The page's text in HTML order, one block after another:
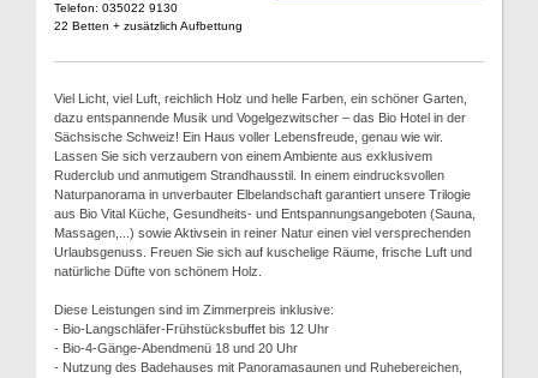
Telefon: 035022 9130
22 Betten + zusätzlich Aufbettung
Viel Licht, viel Luft, reichlich Holz und helle Farben, ein schöner Garten,
dazu entspannende Musik und Vogelgezwitscher – das Bio Hotel in der
Sächsische Schweiz! Ein Haus voller Lebensfreude, genau wie wir.
Lassen Sie sich verzaubern von einem Ambiente aus exklusivem
Ruderclub und anmutigem Strandhausstil. In einem eindrucksvollen
Naturpanorama in unverbauter Elbelandschaft garantiert unsere Trilogie
aus Bio Vital Küche, Gesundheits- und Entspannungsangeboten (Sauna,
Massagen,...) sowie Aktivsein in reiner Natur einen viel versprechenden
Urlaubsgenuss. Freuen Sie sich auf kuschelige Räume, frische Luft und
natürliche Düfte von schönem Holz.
Diese Leistungen sind im Zimmerpreis inklusive:
- Bio-Langschläfer-Frühstücksbuffet bis 12 Uhr
- Bio-4-Gänge-Abendmenü 18 und 20 Uhr
- Nutzung des Badehauses mit Panoramasaunen und Ruhebereichen,